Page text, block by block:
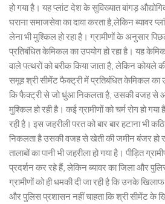
हो गया है। यह प्लांट देश के सुविख्यात बांगड़
घराना समाजसेवा का दावा करता है,लेकिन ब्यावर
लेना भी मुश्किल हो रहा है। ग्रामीणों के अनुसार
प्रतिबंधित केमिकल का उपयोग हो रहा है। यह
वाले पत्थरों को बरीक किया जाता है, लेकिन कोयले
समूह श्री सीमेंट फैक्ट्री में प्रतिबंधित केमिकल का
कि फैक्ट्री से जो धुंआ निकलता है, उसकी वजह से
मुश्किल हो रही है। कई ग्रामीणों को चर्म रोग हो
रही है। इस जहरीली परत को बार बार हटाना भी
निकलता है उसकी वजह से खेती की जमीन बंजर
तालाबों का पानी भी जहरीला हो गया है। पीड़ित
प्रदर्शन कर रहे हैं, लेकिन ब्यावर का जिला और
ग्रामीणों को ही धमकी दी जा रही है कि उनके
और पुलिस प्रशासन नहीं चाहता कि श्री सीमेंट के